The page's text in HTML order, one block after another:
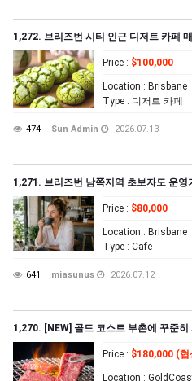
1,272. 브리즈번 시티 인근 디저트 카페
Price : $100,000
Location : Brisbane
Type : 디저트 카페
474 Sun Admin 2026.07.13
1,271. 브리즈번 남쪽지역 초보자도 운영
Price : $80,000
Location : Brisbane
Type : Cafe
641 miasunus 2026.07.12
1,270. [NEW] 골드 코스트 부촌에 꾸준
Price : $180,000 (협
Location :